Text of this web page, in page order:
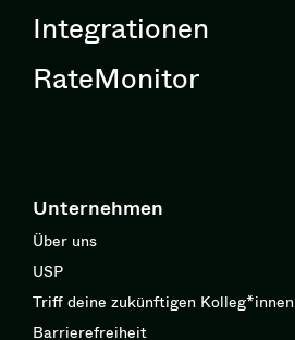
Integrationen
RateMonitor
Unternehmen
Über uns
USP
Triff deine zukünftigen Kolleg*innen
Barrierefreiheit